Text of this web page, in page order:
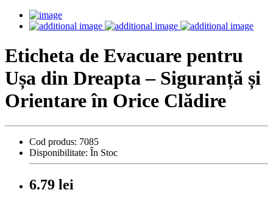
Eticheta de Evacuare pentru
Ușa din Dreapta – Siguranță și
Orientare în Orice Clădire
Cod produs: 7085
Disponibilitate: În Stoc
6.79 lei